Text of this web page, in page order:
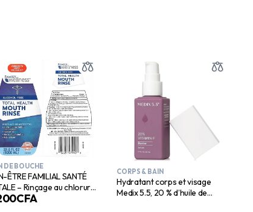
DE BOUCHE
ÊTRE FAMILIAL SANTÉ
– Rinçage au chlorure
CFA
CORPS & BAIN
Hydratant corps et visage
Medix 5.5, 20 % d’huile de